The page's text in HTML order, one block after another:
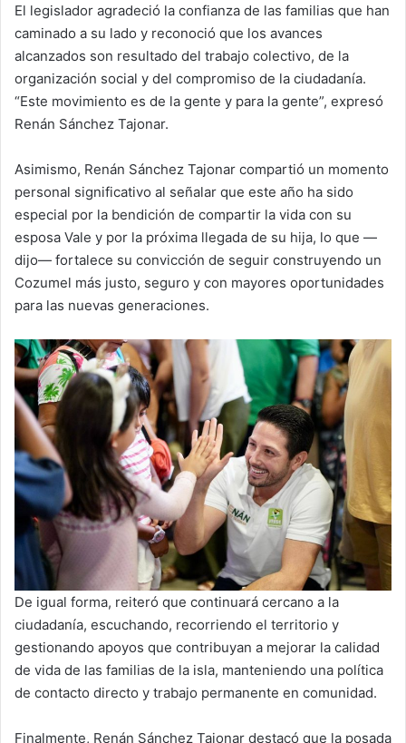
El legislador agradeció la confianza de las familias que han
caminado a su lado y reconoció que los avances
alcanzados son resultado del trabajo colectivo, de la
organización social y del compromiso de la ciudadanía.
“Este movimiento es de la gente y para la gente”, expresó
Renán Sánchez Tajonar.
Asimismo, Renán Sánchez Tajonar compartió un momento
personal significativo al señalar que este año ha sido
especial por la bendición de compartir la vida con su
esposa Vale y por la próxima llegada de su hija, lo que —
dijo— fortalece su convicción de seguir construyendo un
Cozumel más justo, seguro y con mayores oportunidades
para las nuevas generaciones.
De igual forma, reiteró que continuará cercano a la
ciudadanía, escuchando, recorriendo el territorio y
gestionando apoyos que contribuyan a mejorar la calidad
de vida de las familias de la isla, manteniendo una política
de contacto directo y trabajo permanente en comunidad.
Finalmente, Renán Sánchez Tajonar destacó que la posada